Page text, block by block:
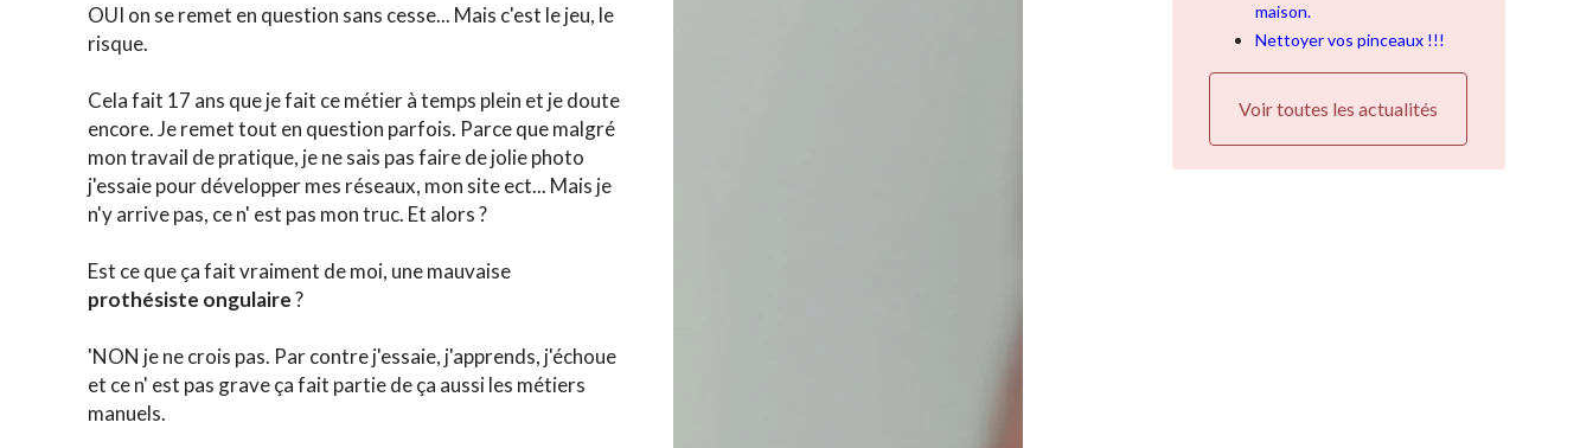
OUI on se remet en question sans cesse... Mais c'est le jeu, le
risque.
Cela fait 17 ans que je fait ce métier à temps plein et je doute
encore. Je remet tout en question parfois. Parce que malgré
mon travail de pratique, je ne sais pas faire de jolie photo
j'essaie pour développer mes réseaux, mon site ect... Mais je
n'y arrive pas, ce n' est pas mon truc. Et alors ?
Est ce que ça fait vraiment de moi, une mauvaise
prothésiste ongulaire?
'NON je ne crois pas. Par contre j'essaie, j'apprends, j'échoue
et ce n' est pas grave ça fait partie de ça aussi les métiers
manuels.
maison.
Nettoyer vos pinceaux !!!
Voir toutes les actualités